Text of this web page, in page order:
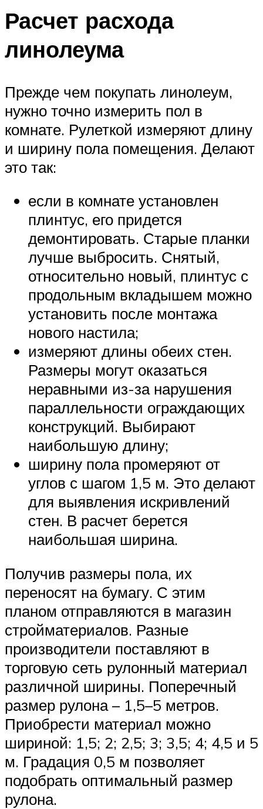
Расчет расхода
линолеума
Прежде чем покупать линолеум,
нужно точно измерить пол в
комнате. Рулеткой измеряют длину
и ширину пола помещения. Делают
это так:
если в комнате установлен
плинтус, его придется
демонтировать. Старые планки
лучше выбросить. Снятый,
относительно новый, плинтус с
продольным вкладышем можно
установить после монтажа
нового настила;
измеряют длины обеих стен.
Размеры могут оказаться
неравными из-за нарушения
параллельности ограждающих
конструкций. Выбирают
наибольшую длину;
ширину пола промеряют от
углов с шагом 1,5 м. Это делают
для выявления искривлений
стен. В расчет берется
наибольшая ширина.
Получив размеры пола, их
переносят на бумагу. С этим
планом отправляются в магазин
стройматериалов. Разные
производители поставляют в
торговую сеть рулонный материал
различной ширины. Поперечный
размер рулона – 1,5–5 метров.
Приобрести материал можно
шириной: 1,5; 2; 2,5; 3; 3,5; 4; 4,5 и 5
м. Градация 0,5 м позволяет
подобрать оптимальный размер
рулона.